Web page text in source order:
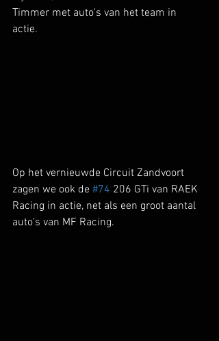
Timmer met auto's van het team in
actie.
Op het vernieuwde Circuit Zandvoort
zagen we ook de #74 206 GTi van RAEK
Racing in actie, net als een groot aantal
auto's van MF Racing.